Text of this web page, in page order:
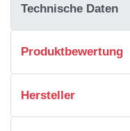
Technische Daten
Produktbewertung
Hersteller